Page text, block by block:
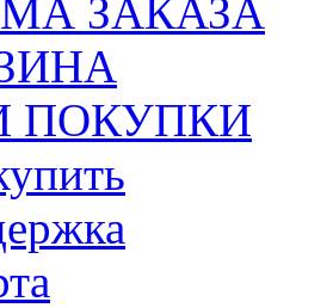
ЗАКАЗА
ПОКУПКИ